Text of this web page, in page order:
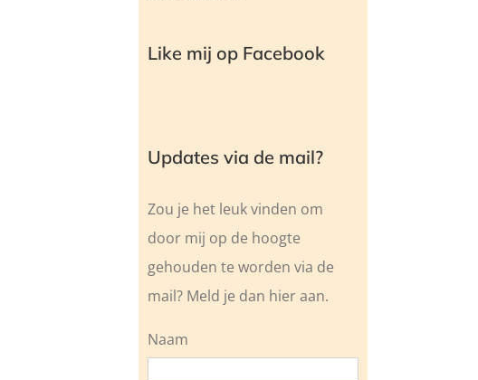
Like mij op Facebook
Updates via de mail?
Zou je het leuk vinden om
door mij op de hoogte
gehouden te worden via de
mail? Meld je dan hier aan.
Naam